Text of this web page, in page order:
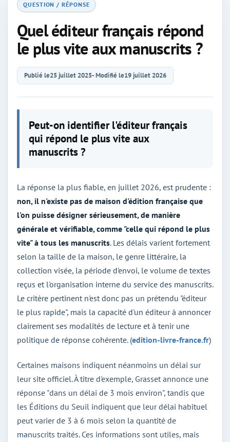
QUESTION / RÉPONSE
Quel éditeur français répond
le plus vite aux manuscrits ?
Publié le25 juillet 2025- Modifié le19 juillet 2026
Peut-on identifier l'éditeur français
qui répond le plus vite aux
manuscrits ?
La réponse la plus fiable, en juillet 2026, est prudente :
non, il n'existe pas de maison d'édition française que
l'on puisse désigner sérieusement, de manière
générale et vérifiable, comme "celle qui répond le plus
vite" à tous les manuscrits. Les délais varient fortement
selon la taille de la maison, le genre littéraire, la
collection visée, la période d'envoi, le volume de textes
reçus et l'organisation interne du service des manuscrits.
Le critère pertinent n'est donc pas un prétendu "éditeur
le plus rapide", mais la capacité d'un éditeur à annoncer
clairement ses modalités de lecture et à tenir une
politique de réponse cohérente. (edition-livre-france.fr)
Certaines maisons indiquent néanmoins un délai sur
leur site officiel. À titre d'exemple, Grasset annonce une
réponse "dans un délai de 3 mois environ", tandis que
les Éditions du Seuil indiquent que leur délai habituel
peut varier de 3 à 6 mois selon la quantité de
manuscrits traités. Ces informations sont utiles, mais